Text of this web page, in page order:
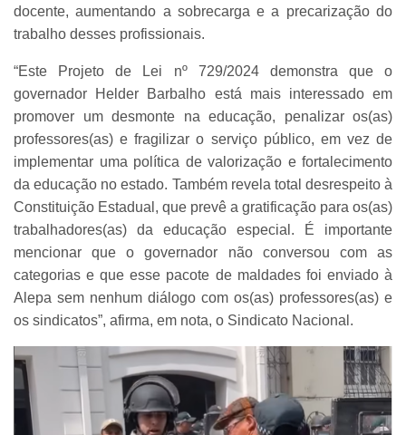
docente, aumentando a sobrecarga e a precarização do
trabalho desses profissionais.
“Este Projeto de Lei nº 729/2024 demonstra que o
governador Helder Barbalho está mais interessado em
promover um desmonte na educação, penalizar os(as)
professores(as) e fragilizar o serviço público, em vez de
implementar uma política de valorização e fortalecimento
da educação no estado. Também revela total desrespeito à
Constituição Estadual, que prevê a gratificação para os(as)
trabalhadores(as) da educação especial. É importante
mencionar que o governador não conversou com as
categorias e que esse pacote de maldades foi enviado à
Alepa sem nenhum diálogo com os(as) professores(as) e
os sindicatos”, afirma, em nota, o Sindicato Nacional.